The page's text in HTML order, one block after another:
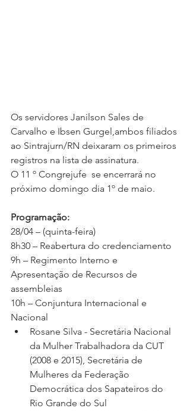
Os servidores Janilson Sales de
Carvalho e Ibsen Gurgel,ambos filiados
ao Sintrajurn/RN deixaram os primeiros
registros na lista de assinatura.
O 11 º Congrejufe  se encerrará no
próximo domingo dia 1º de maio.
Programação:
28/04 – (quinta-feira)
8h30 – Reabertura do credenciamento
9h – Regimento Interno e
Apresentação de Recursos de
assembleias
10h – Conjuntura Internacional e
Nacional
Rosane Silva - Secretária Nacional
da Mulher Trabalhadora da CUT
(2008 e 2015), Secretária de
Mulheres da Federação
Democrática dos Sapateiros do
Rio Grande do Sul